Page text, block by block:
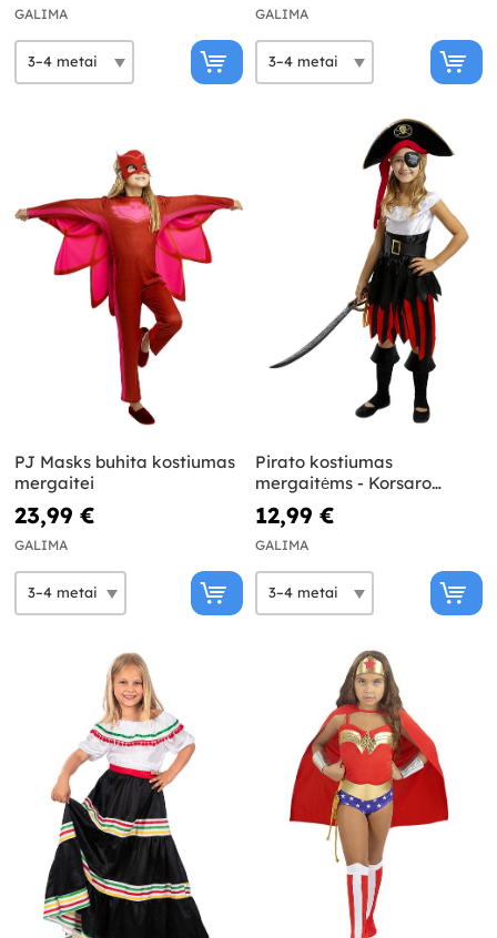
GALIMA GALIMA
PJ Masks buhita kostiumas
mergaitei
23,99 €
GALIMA
Pirato kostiumas
mergaitėms - Korsaro
kolekcija
12,99 €
GALIMA